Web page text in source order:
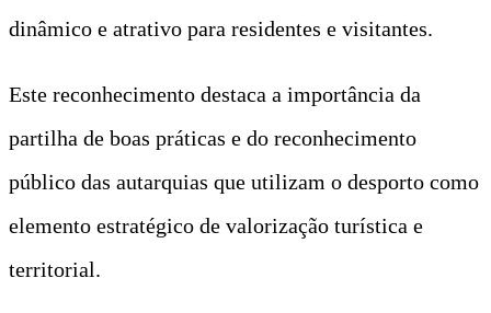
dinâmico e atrativo para residentes e visitantes.
Este reconhecimento destaca a importância da
partilha de boas práticas e do reconhecimento
público das autarquias que utilizam o desporto como
elemento estratégico de valorização turística e
territorial.